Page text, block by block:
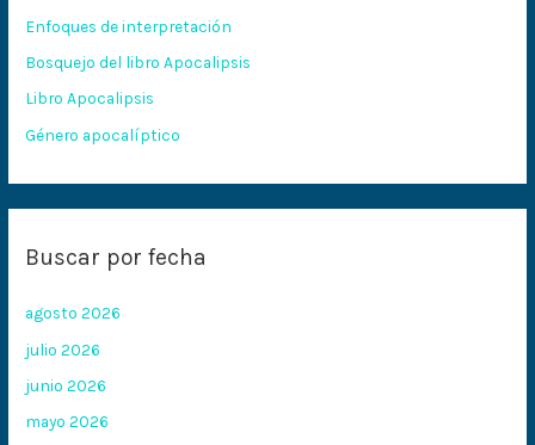
o
r
:
Enfoques de interpretación
Bosquejo del libro Apocalipsis
Libro Apocalipsis
Género apocalíptico
Buscar por fecha
agosto 2026
julio 2026
junio 2026
mayo 2026